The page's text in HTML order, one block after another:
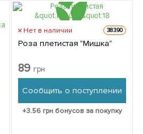
Нет в наличии 38390
Роза плетистая "Мишка"
89 грн
Сообщить о поступлении
+3.56грн бонусов за покупку